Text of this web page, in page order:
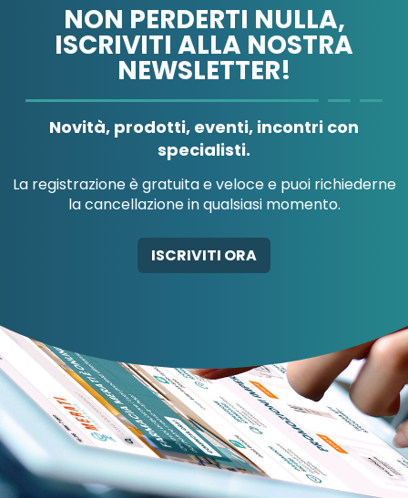
A.MENARINI
A.MENARINI
AB-GLOBAL SRL
ABBATE A&V PHARMA
NON PERDERTI NULLA,
ISCRIVITI ALLA NOSTRA
NEWSLETTER!
Novità, prodotti, eventi, incontri con
specialisti.
La registrazione è gratuita e veloce e puoi richiederne
la cancellazione in qualsiasi momento.
ISCRIVITI ORA